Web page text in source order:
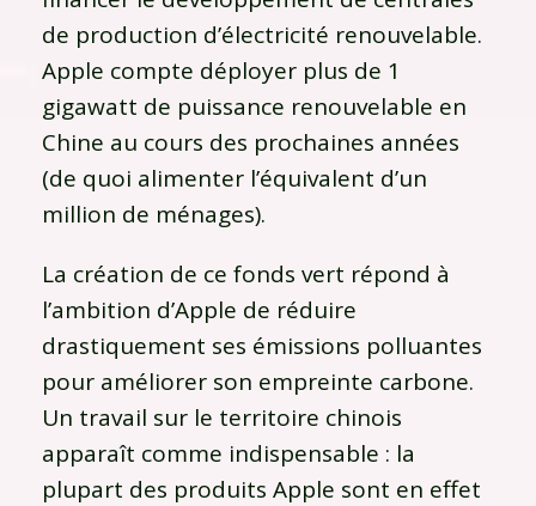
de production d’électricité renouvelable.
Apple compte déployer plus de 1
gigawatt de puissance renouvelable en
Chine au cours des prochaines années
(de quoi alimenter l’équivalent d’un
million de ménages).
La création de ce fonds vert répond à
l’ambition d’Apple de réduire
drastiquement ses émissions polluantes
pour améliorer son empreinte carbone.
Un travail sur le territoire chinois
apparaît comme indispensable : la
plupart des produits Apple sont en effet